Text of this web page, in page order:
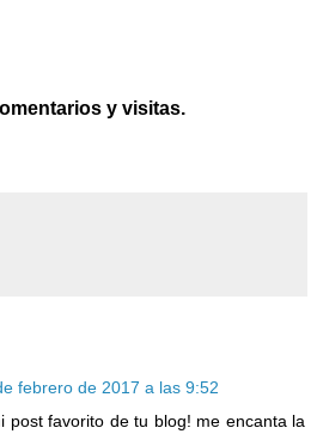
y visitas.
febrero de 2017 a las 9:52
post favorito de tu blog! me encanta la